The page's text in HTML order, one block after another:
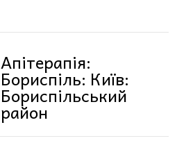
Апітерапія:
Бориспіль: Київ:
Бориспільський
район